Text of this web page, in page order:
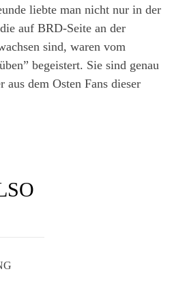
liebte man nicht nur in der
auf BRD-Seite an der
sind, waren vom
begeistert. Sie sind genau
dem Osten Fans dieser